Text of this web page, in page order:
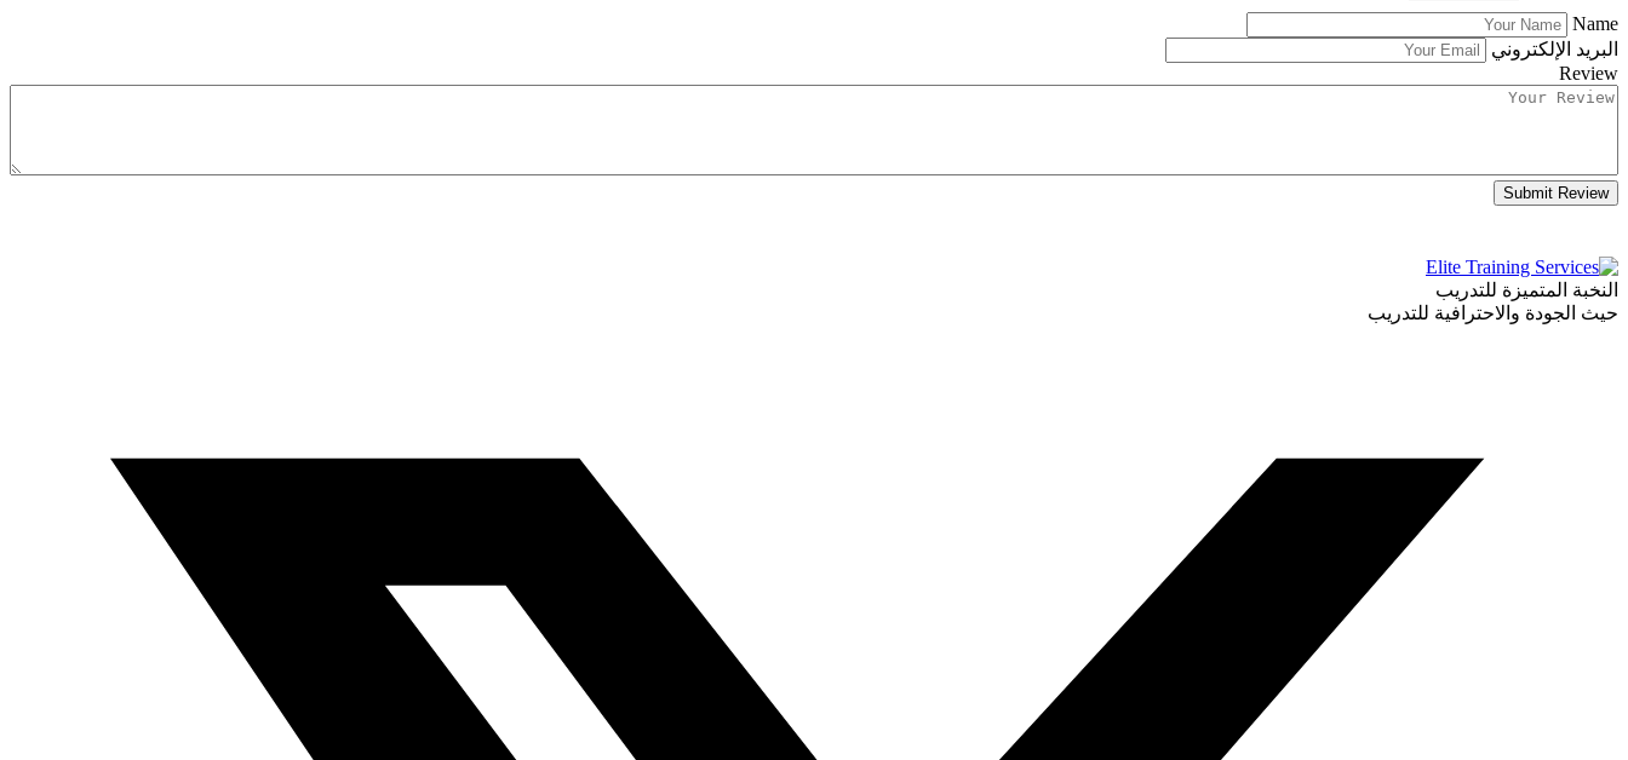
Name
البريد الإلكتروني
Review
Submit Review
النخبة المتميزة للتدريب
حيث الجودة والاحترافية للتدريب